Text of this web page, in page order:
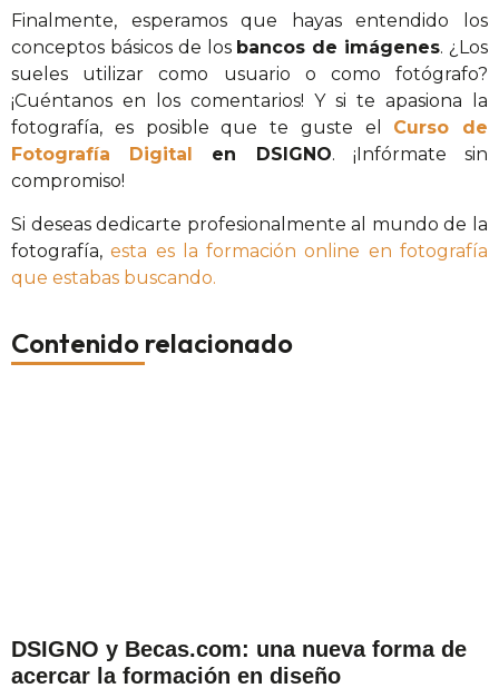
Finalmente, esperamos que hayas entendido los
conceptos básicos de los bancos de imágenes. ¿Los
sueles utilizar como usuario o como fotógrafo?
¡Cuéntanos en los comentarios! Y si te apasiona la
fotografía, es posible que te guste el Curso de
Fotografía Digital en DSIGNO. ¡Infórmate sin
compromiso!
Si deseas dedicarte profesionalmente al mundo de la
fotografía,esta es la formación online en fotografía
que estabas buscando.
Contenido relacionado
DSIGNO y Becas.com: una nueva forma de
acercar la formación en diseño